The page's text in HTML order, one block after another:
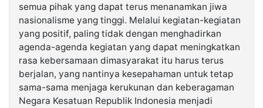
semua pihak yang dapat terus menanamkan jiwa
nasionalisme yang tinggi. Melalui kegiatan-kegiatan
yang positif, paling tidak dengan menghadirkan
agenda-agenda kegiatan yang dapat meningkatkan
rasa kebersamaan dimasyarakat itu harus terus
berjalan, yang nantinya kesepahaman untuk tetap
sama-sama menjaga kerukunan dan keberagaman
Negara Kesatuan Republik Indonesia menjadi